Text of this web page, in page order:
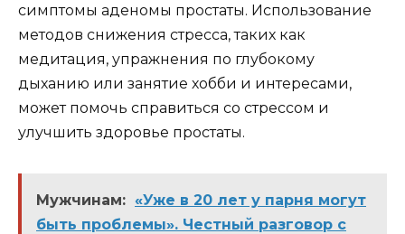
симптомы аденомы простаты. Использование
методов снижения стресса, таких как
медитация, упражнения по глубокому
дыханию или занятие хобби и интересами,
может помочь справиться со стрессом и
улучшить здоровье простаты.
Мужчинам: «Уже в 20 лет у парня могут
быть проблемы». Честный разговор с